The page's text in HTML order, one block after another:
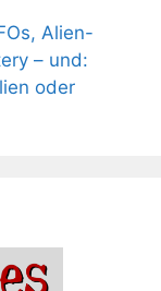
Alien-
– und:
oder